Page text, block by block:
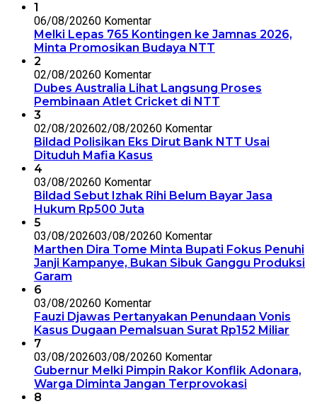
1
06/08/20260 Komentar
Melki Lepas 765 Kontingen ke Jamnas 2026,
Minta Promosikan Budaya NTT
2
02/08/20260 Komentar
Dubes Australia Lihat Langsung Proses
Pembinaan Atlet Cricket di NTT
3
02/08/202602/08/20260 Komentar
Bildad Polisikan Eks Dirut Bank NTT Usai
Dituduh Mafia Kasus
4
03/08/20260 Komentar
Bildad Sebut Izhak Rihi Belum Bayar Jasa
Hukum Rp500 Juta
5
03/08/202603/08/20260 Komentar
Marthen Dira Tome Minta Bupati Fokus Penuhi
Janji Kampanye, Bukan Sibuk Ganggu Produksi
Garam
6
03/08/20260 Komentar
Fauzi Djawas Pertanyakan Penundaan Vonis
Kasus Dugaan Pemalsuan Surat Rp152 Miliar
7
03/08/202603/08/20260 Komentar
Gubernur Melki Pimpin Rakor Konflik Adonara,
Warga Diminta Jangan Terprovokasi
8